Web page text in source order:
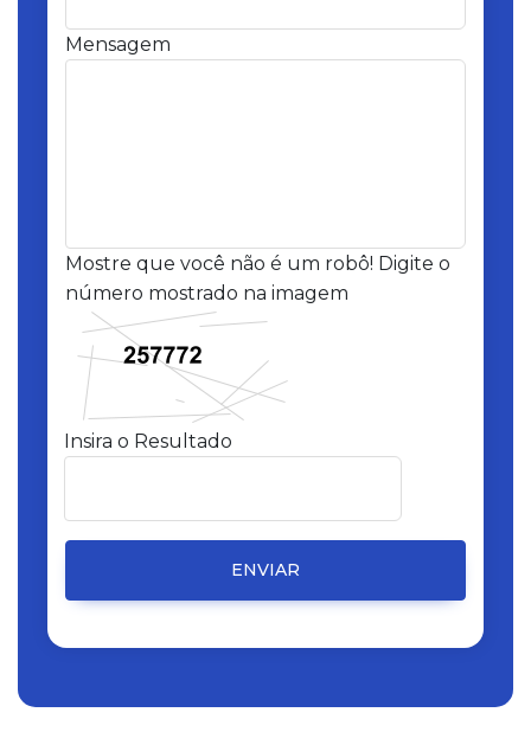
Mensagem
Mostre que você não é um robô! Digite o
número mostrado na imagem
Insira o Resultado
ENVIAR